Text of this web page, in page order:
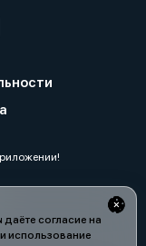
согласие на
использование